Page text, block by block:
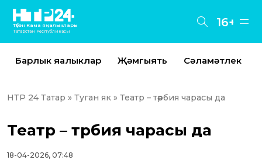
Түбән Кама яңалыклары
Татарстан Республикасы
16+
Барлык яңалыклар Җәмгыять Сәламәтлек
НТР 24 Татар » Туган як » Театр – тәрбия чарасы да
Театр – тәрбия чарасы да
18-04-2026, 07:48